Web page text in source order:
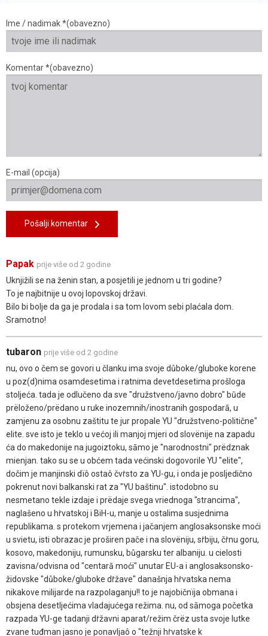
Ime / nadimak *(obavezno)
Komentar *(obavezno)
E-mail (opcija)
Pošalji komentar
Papak prije više od 2 godine
Uknjižili se na ženin stan, a posjetili je jednom u tri godine?
To je najbitnije u ovoj lopovskoj državi.
Bilo bi bolje da ga je prodala i sa tom lovom sebi plaćala dom.
Sramotno!
tubaron prije više od 2 godine
nu, ovo o čem se govori u članku ima svoje důboke/gluboke korene
u poz(d)nima osamdesetima i ratnima devetdesetima prošloga
stoljeća. tada je odlučeno da sve "družstveno/javno dobro" būde
prëloženo/prëdano u ruke inozemnih/inostranih gospodarā, u
zamjenu za osobnu zaštitu te jur propale YU "družstveno-politične"
elite. sve isto je teklo u većoj ili manjoj mjeri od slovënije na zapadu
ća do makedonije na jugoiztoku, sāmo je "narodnostni" prëdznak
mienjan. tako su se u obćem tada većinski dogovorile YU "elite",
dočim je manjinski dïô ostaô čvṙsto za YU-gu, i onda je posljedično
pokrenut novi balkanski rat za "YU baštinu". istodobno su
nesmetano tekle izdaje i prëdaje svega vriednoga "strancima",
naglašeno u hṙvatskoj i BiH-u, manje u ostalima susjednima
republikama. s protekom vrjemena i jačanjem anglosaksonske moći
u svietu, isti obrazac je proširen pače i na slovëniju, sṙbiju, čṙnu goru,
kosovo, makedoniju, rumunsku, bůgarsku ter albaniju. u cielosti
zavisna/odvisna od "centarā moći" unutar EU-a i anglosaksonsko-
židovske "důboke/gluboke dṙžave" današnja hṙvatska nema
nikakove milijarde na razpolaganju!! to je najobičnïja obmana i
obsjena desetljećima vladajućega režima. nu, od sāmoga početka
razpada YU-ge tadanji dṙžavni aparat/režim črëz usta svoje lutke
zvane tuđman jasno je ponavljaô o "težnji hṙvatske k